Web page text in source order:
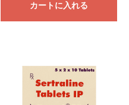
カートに入れる